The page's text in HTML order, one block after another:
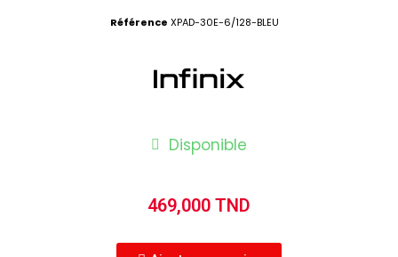
Référence XPAD-30E-6/128-BLEU
Disponible
469,000 TND